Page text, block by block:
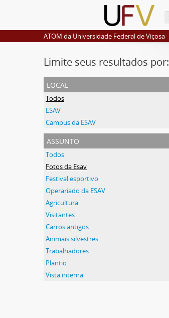
ATOM da Universidade Federal de Viçosa
Limite seus resultados por:
local
Todos
ESAV
Campus da ESAV
assunto
Todos
Fotos da Esav
Festival esportivo
Operariado da ESAV
Agricultura
Visitantes
Carros antigos
Animais silvestres
Trabalhadores
Plantio
Vista interna